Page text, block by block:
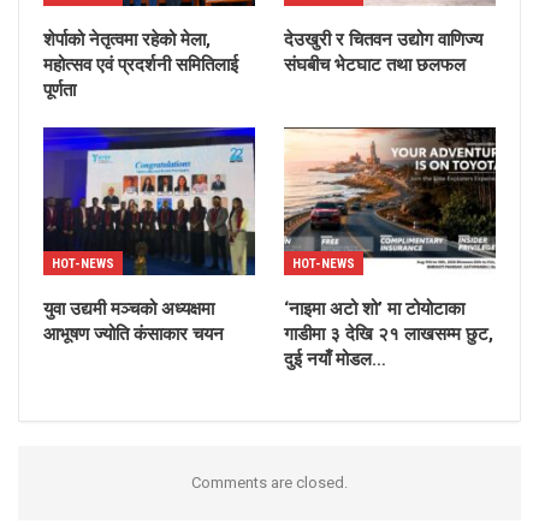
शेर्पाको नेतृत्वमा रहेको मेला,
महोत्सव एवं प्रदर्शनी समितिलाई
पूर्णता
देउखुरी र चितवन उद्योग वाणिज्य
संघबीच भेटघाट तथा छलफल
HOT-NEWS
युवा उद्यमी मञ्चको अध्यक्षमा
आभूषण ज्योति कंसाकार चयन
HOT-NEWS
‘नाइमा अटो शो’ मा टोयोटाका
गाडीमा ३ देखि २१ लाखसम्म छुट,
दुई नयाँ मोडल…
Comments are closed.